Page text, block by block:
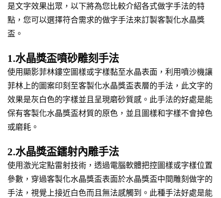
是文字效果出眾，以下將為您比較介紹各式做字手法的特
點，您可以選擇符合需求的做字手法來訂製客製化水晶獎
盃。
1.水晶獎盃噴砂雕刻手法
使用顯影菲林鏤空圖樣或字樣黏至水晶表面，利用噴沙機讓
菲林上的圖案印刻至客製化水晶獎盃表層的手法，此文字的
效果是灰白色的字樣並且呈現磨砂質感。此手法的好處是能
保有客製化水晶獎盃材質的原色，並且圖樣和字樣不會掉色
或磨耗。
2.水晶獎盃鐳射內雕手法
使用激光定點雷射技術，透過電腦軟體把控圖樣或字樣位置
參數，穿過客製化水晶獎盃表面於水晶獎盃中間雕刻做字的
手法，視覺上接近白色而且無法感觸到。此種手法好處是能